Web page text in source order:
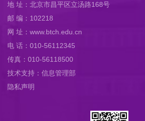
地 址：北京市昌平区立汤路168号
邮 编：102218
网 址：www.btch.edu.cn
电 话：010-56112345
传真：010-56118500
技术支持：信息管理部
隐私声明